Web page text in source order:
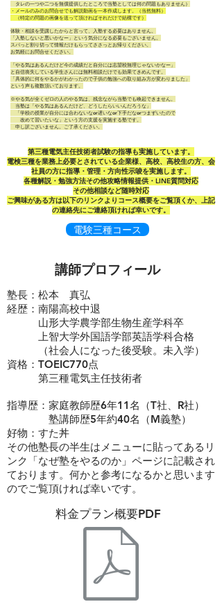
​ タレの一つや二つを無償提供したところで当塾としては何の問題もありません）
・メールのみのお問合せでも解説動画を一本作成します。（当然無料）
（特定の問題の画像を送って頂ければそれだけで結構です）
体験・相談を受講したからと言って、入塾する必要はありません。
「入塾しないと悪いかなー」という気分になる必要もございません。
スパっと割り切って情報だけもらってささっとお帰りください。
お気軽にお問合せください。
「やる気はあるんだけど今の成績だと自分には志望校無理じゃないかなー」
と自信喪失している学生さんには無料相談だけでも効果てきめんです。
「具体的に何をやるかがわかったので子供の勉強への取り組み方が変わりました」
という声も複数頂いております。
※やる気が全くゼロの人のやる気は、残念ながら当塾でも喚起できません。
当塾は「やる気はあるんだけど、どうしたらいいんだろうな」
「学校の授業が自分には合わないなor遅いなor下手だなorつまずいたので
改めて習いたいな」という方の支援を実施する塾です。
申し訳ございません。ご了承ください。
​第三種電気主任技術者試験の指導も実施しています。
電検三種を業務上必要とされている企業様、高校、高校生の方、会
社員の方に指導・管理・方向性示唆を実施します。
各種解説・勉強方法その他攻略情報提供・LINE質問対応
​その他相談など随時対応
​ご興味がある方は以下のリンクよりコース概要をご覧頂くか、上記
の連絡先にご連絡頂ければ幸いです。
電験三種コース
講師プロフィール
塾長：松本 真弘
経歴：南陽高校中退
山形大学農学部生物生産学科卒
上智大学外国語学部英語学科合格
（社会人になった後受験。未入学）
資格：TOEIC770点
​ 第三種電気主任技術者
指導歴：家庭教師歴6年11名（T社、R社）
​ 塾講師歴5年約40名（M義塾）
​好物：すた丼
その他塾長の半生はメニューに貼ってあるリ
ンク「なぜ塾をやるのか」ページに記載され
ております。何かと参考になるかと思います
のでご覧頂ければ幸いです。
​料金プラン概要PDF